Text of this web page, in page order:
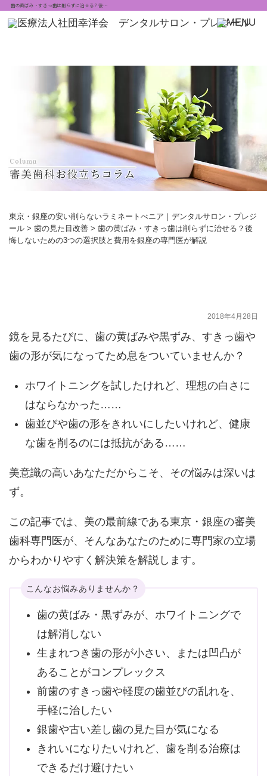
歯の黄ばみ・すきっ歯は削らずに治せる？後…
東京・銀座の安い削らないラミネートべニア｜デンタルサロン・プレジ
ール> 歯の見た目改善> 歯の黄ばみ・すきっ歯は削らずに治せる？後
悔しないための3つの選択肢と費用を銀座の専門医が解説
2018年4月28日
鏡を見るたびに、 歯の黄ばみや黒ずみ、すきっ歯や
歯の形が気になってため息をついていませんか？
ホワイトニングを試したけれど、理想の白さに
はならなかった……
歯並びや歯の形をきれいにしたいけれど、健康
な歯を削るのには抵抗がある……
美意識の高いあなただからこそ、その悩みは深いは
ず。
この記事では、美の最前線である東京・銀座の審美
歯科専門医が、そんなあなたのために専門家の立場
からわかりやすく解決策を解説します。
こんなお悩みありませんか？
歯の黄ばみ・黒ずみが、ホワイトニングで
は解消しない
生まれつき歯の形が小さい、または凹凸が
あることがコンプレックス
前歯のすきっ歯や軽度の歯並びの乱れを、
手軽に治したい
銀歯や古い差し歯の見た目が気になる
きれいになりたいけれど、歯を削る治療は
できるだけ避けたい